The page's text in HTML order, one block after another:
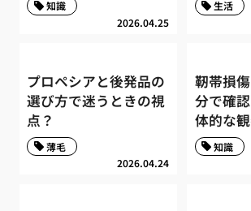
2026.04.25
知識
生活
プロペシアと後発品の
選び方で迷うときの視
点？
2026.04.24
薄毛
靭帯損
分で確
体的な
知識